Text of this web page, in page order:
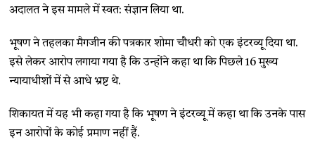
अदालत ने इस मामले में स्वत: संज्ञान लिया था.
भूषण ने तहलका मैगजीन की पत्रकार शोमा चौधरी को एक इंटरव्यू दिया था.
इसे लेकर आरोप लगाया गया है कि उन्होंने कहा था कि पिछले 16 मुख्य
न्यायाधीशों में से आधे भ्रष्ट थे.
शिकायत में यह भी कहा गया है कि भूषण ने इंटरव्यू में कहा था कि उनके पास
इन आरोपों के कोई प्रमाण नहीं हैं.